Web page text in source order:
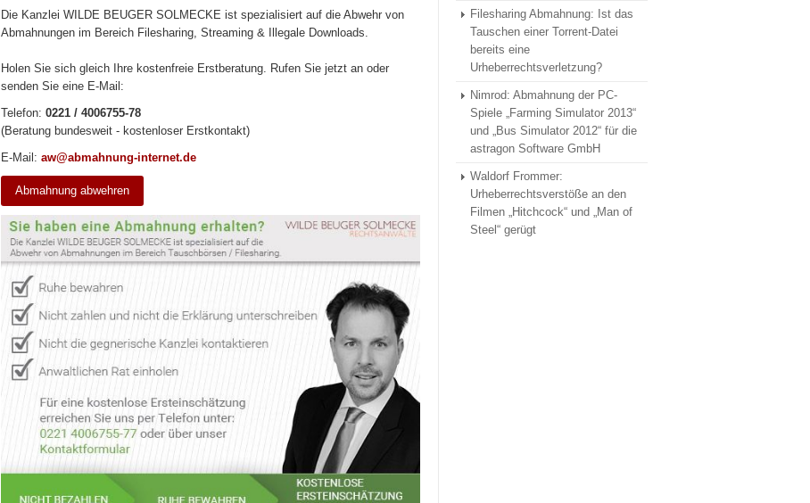
Die Kanzlei WILDE BEUGER SOLMECKE ist spezialisiert auf die Abwehr von
Abmahnungen im Bereich Filesharing, Streaming & Illegale Downloads.
Holen Sie sich gleich Ihre kostenfreie Erstberatung. Rufen Sie jetzt an oder
senden Sie eine E-Mail:
Telefon: 0221 / 4006755-78
(Beratung bundesweit - kostenloser Erstkontakt)
E-Mail: aw@abmahnung-internet.de
Abmahnung abwehren
Filesharing Abmahnung: Ist das
Tauschen einer Torrent-Datei
bereits eine
Urheberrechtsverletzung?
Nimrod: Abmahnung der PC-
Spiele „Farming Simulator 2013“
und „Bus Simulator 2012“ für die
astragon Software GmbH
Waldorf Frommer:
Urheberrechtsverstöße an den
Filmen „Hitchcock“ und „Man of
Steel“ gerügt